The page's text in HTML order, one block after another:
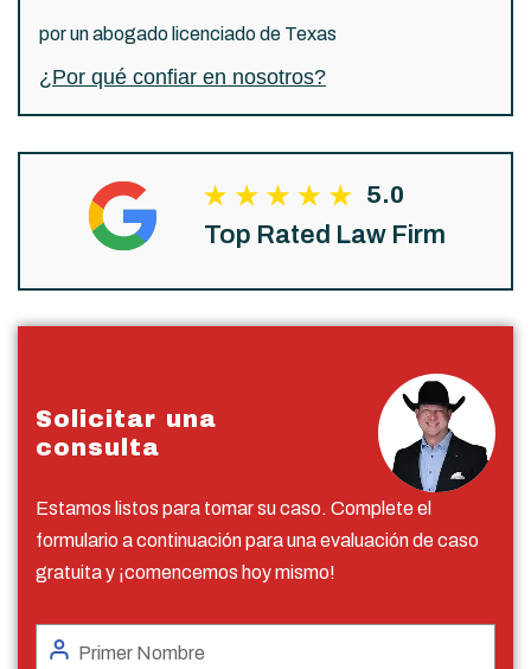
por un abogado licenciado de Texas
¿Por qué confiar en nosotros?
5.0
Top Rated Law Firm
Solicitar una
consulta
Estamos listos para tomar su caso. Complete el
formulario a continuación para una evaluación de caso
gratuita y ¡comencemos hoy mismo!